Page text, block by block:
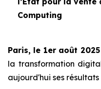
Computing
Paris, le 1er août 2025
la transformation
aujourd'hui ses